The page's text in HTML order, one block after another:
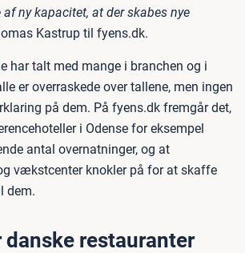
ny kapacitet, at der skabes nye
Kastrup til fyens.dk.
har talt med mange i branchen og i
er overraskede over tallene, men ingen
på dem. På fyens.dk fremgår det,
i Odense for eksempel
antal overnatninger, og at
vækstcenter knokler på for at skaffe
dem.
danske restauranter